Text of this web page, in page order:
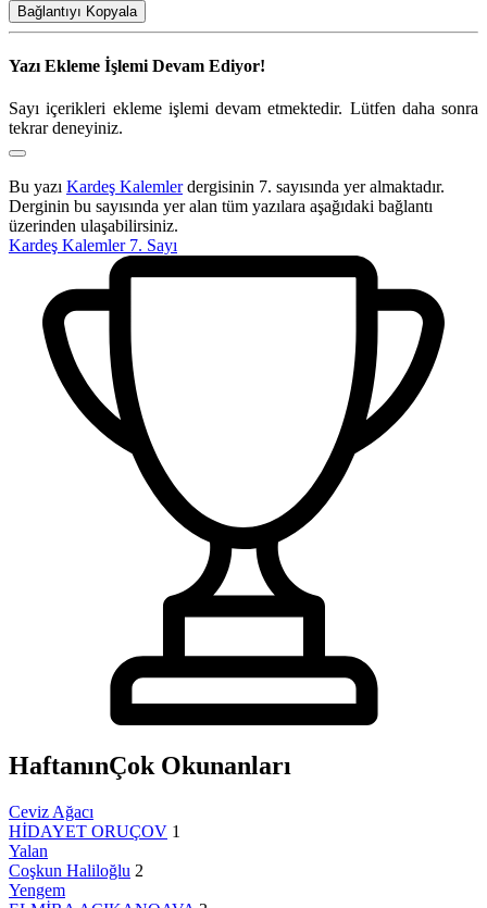
Bağlantıyı Kopyala
Yazı Ekleme İşlemi Devam Ediyor!
Sayı içerikleri ekleme işlemi devam etmektedir. Lütfen daha sonra
tekrar deneyiniz.
Bu yazı Kardeş Kalemlerdergisinin 7. sayısında yer almaktadır.
Derginin bu sayısında yer alan tüm yazılara aşağıdaki bağlantı
üzerinden ulaşabilirsiniz.
Kardeş Kalemler 7. Sayı
HaftanınÇok Okunanları
Ceviz Ağacı
HİDAYET ORUÇOV 1
Yalan
Coşkun Haliloğlu 2
Yengem